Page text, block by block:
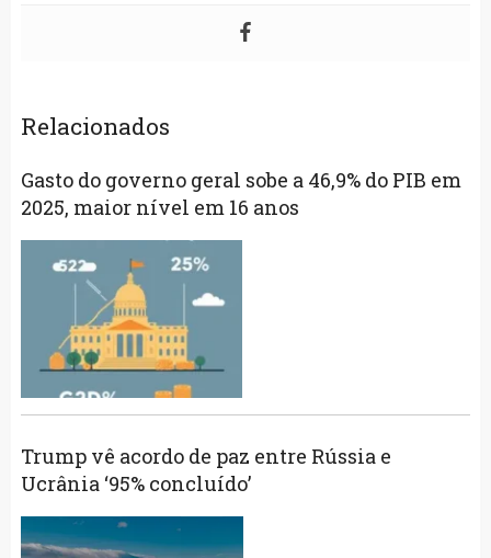
Relacionados
Gasto do governo geral sobe a 46,9% do PIB em
2025, maior nível em 16 anos
Trump vê acordo de paz entre Rússia e
Ucrânia ‘95% concluído’